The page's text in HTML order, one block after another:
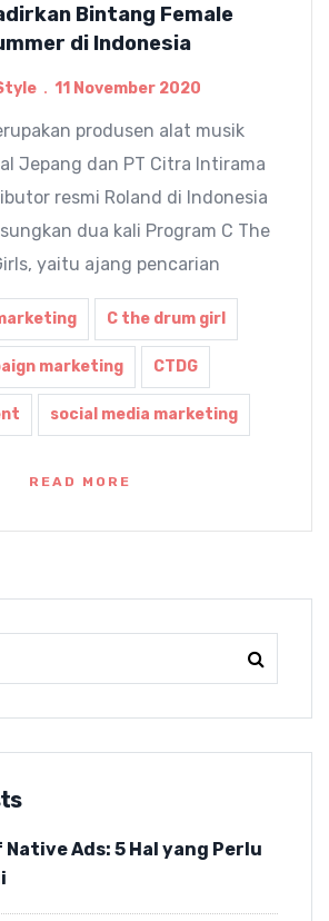
Bintang Female
di Indonesia
11 November 2020
produsen alat musik
Jepang dan PT Citra Intirama
resmi Roland di Indonesia
dua kali Program C The
yaitu ajang pencarian
C the drum girl
marketing CTDG
social media marketing
READ MORE
Native Ads: 5 Hal yang Perlu